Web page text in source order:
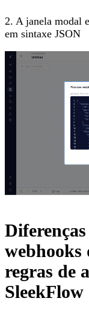
2. A janela modal
em sintaxe JSON
webhooks
regras de
SleekFlow